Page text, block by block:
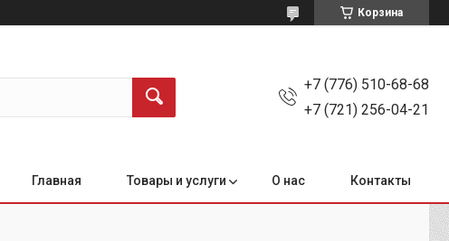
Корзина
+7 (776) 510-68-68
+7 (721) 256-04-21
Главная Товары и услуги О нас Контакты